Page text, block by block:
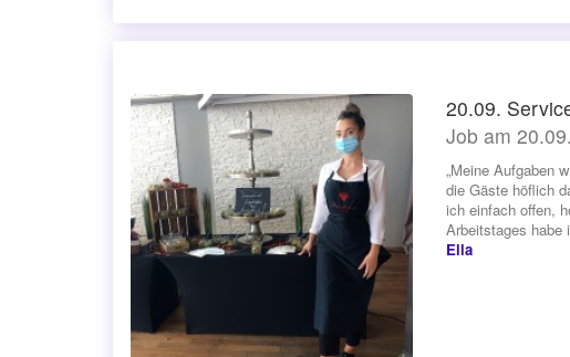
20.09.
Job am
„Meine Aufgaben
die Gäste höflich
ich einfach offen,
Arbeitstages habe
Ella